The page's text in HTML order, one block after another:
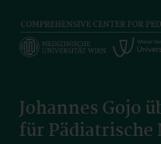
main
Johannes Gojo
für